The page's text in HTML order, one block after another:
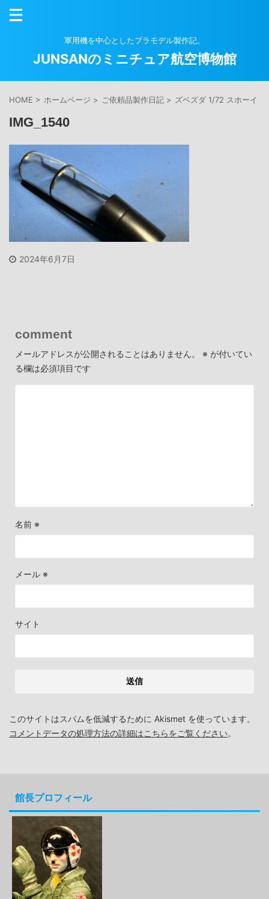
軍用機を中心としたプラモデル製作記。
JUNSANのミニチュア航空博物館
HOME > ホームページ > ご依頼品製作日記 > ズベズダ 1/72 スホーイ
IMG_1540
2024年6月7日
comment
メールアドレスが公開されることはありません。 ※ が付いてい
る欄は必須項目です
名前 ※
メール ※
サイト
このサイトはスパムを低減するために Akismet を使っています。
コメントデータの処理方法の詳細はこちらをご覧ください。
館長プロフィール